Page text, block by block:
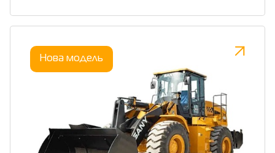
Нова модель